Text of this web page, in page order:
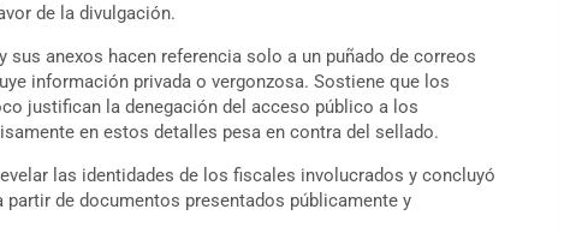
de la divulgación.
anexos hacen referencia solo a un puñado de correos
información privada o vergonzosa. Sostiene que los
justifican la denegación del acceso público a los
en estos detalles pesa en contra del sellado.
las identidades de los fiscales involucrados y concluyó
de documentos presentados públicamente y